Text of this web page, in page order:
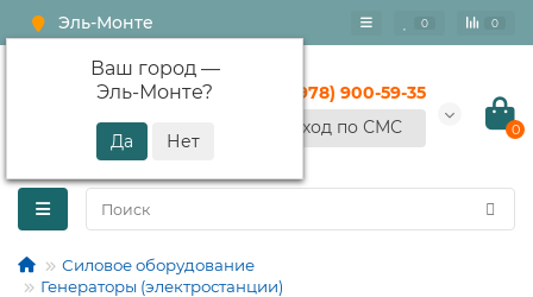
Эль-Монте
Ваш город —
Эль-Монте?
0 0
+7 (978) 900-59-35
Вход по СМС
0
Силовое оборудование
Генераторы (электростанции)